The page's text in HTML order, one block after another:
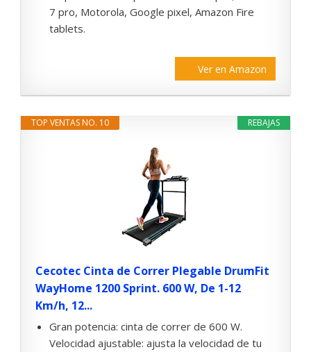
7 pro, Motorola, Google pixel, Amazon Fire
tablets.
Ver en Amazon
REBAJAS
TOP VENTAS NO. 10
Cecotec Cinta de Correr Plegable DrumFit
WayHome 1200 Sprint. 600 W, De 1-12
Km/h, 12...
Gran potencia: cinta de correr de 600 W.
Velocidad ajustable: ajusta la velocidad de tu